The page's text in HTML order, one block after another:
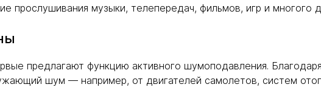
прослушивания музыки, телепередач, фильмов, игр и многого
предлагают функцию активного шумоподавления.
шум — например, от двигателей самолетов, систем